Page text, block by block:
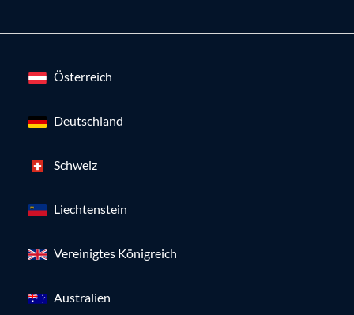
Österreich
Deutschland
Schweiz
Liechtenstein
Vereinigtes Königreich
Australien